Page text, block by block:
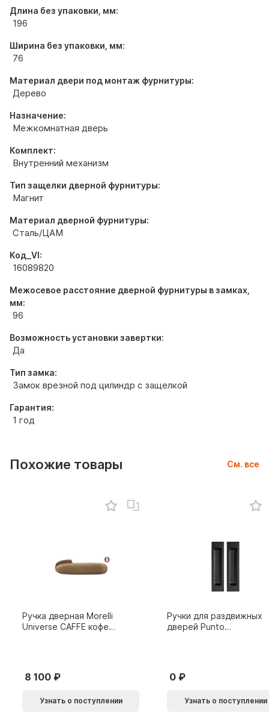
Длина без упаковки, мм:
196
Ширина без упаковки, мм:
76
Материал двери под монтаж фурнитуры:
Дерево
Назначение:
Межкомнатная дверь
Комплект:
Внутренний механизм
Тип защелки дверной фурнитуры:
Магнит
Материал дверной фурнитуры:
Сталь/ЦАМ
Код_VI:
16089820
Межосевое расстояние дверной фурнитуры в замках,
мм:
96
Возможность установки завертки:
Да
Тип замка:
Замок врезной под цилиндр с защелкой
Гарантия:
1 год
Похожие товары См. все
Ручка дверная Morelli
Universe CAFFE кофе
8 100
Узнать о поступлении
Ручки для раздвижных
дверей Punto
0
Узнать о поступлении